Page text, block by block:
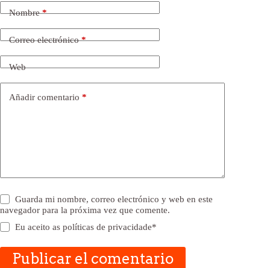
Nombre*
Correo electrónico*
Web
Añadir comentario *
Guarda mi nombre, correo electrónico y web en este
navegador para la próxima vez que comente.
Eu aceito aspolíticas de privacidade*
Publicar el comentario